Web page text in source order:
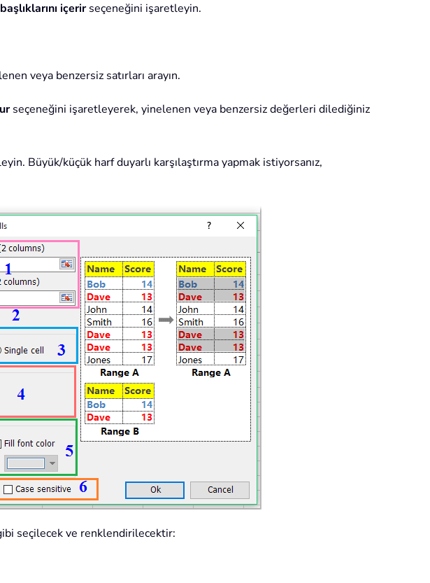
içerirseçeneğini işaretleyin.
veya benzersiz satırları arayın.
seçeneğini işaretleyerek, yinelenen veya benzersiz değerleri dilediğiniz
Büyük/küçük harf duyarlı karşılaştırma yapmak istiyorsanız,
seçilecek ve renklendirilecektir: